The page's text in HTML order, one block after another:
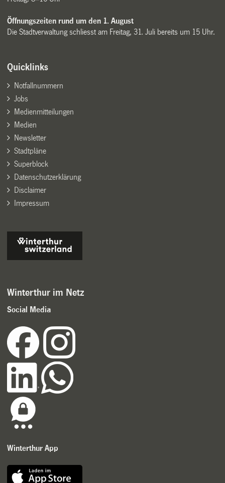
Öffnungszeiten rund um den 1. August
Die Stadtverwaltung schliesst am Freitag, 31. Juli bereits um 15 Uhr.
Quicklinks
Notfallnummern
Jobs
Medienmitteilungen
Medien
Newsletter
Stadtpläne
Superblock
Datenschutzerklärung
Disclaimer
Impressum
Winterthur im Netz
Social Media
Winterthur App